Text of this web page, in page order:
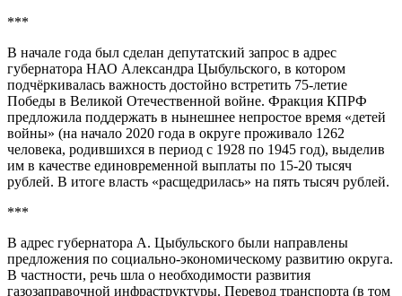
***
В начале года был сделан депутатский запрос в адрес
губернатора НАО Александра Цыбульского, в котором
подчёркивалась важность достойно встретить 75-летие
Победы в Великой Отечественной войне. Фракция КПРФ
предложила поддержать в нынешнее непростое время «детей
войны» (на начало 2020 года в округе проживало 1262
человека, родившихся в период с 1928 по 1945 год), выделив
им в качестве единовременной выплаты по 15-20 тысяч
рублей. В итоге власть «расщедрилась» на пять тысяч рублей.
***
В адрес губернатора А. Цыбульского были направлены
предложения по социально-экономическому развитию округа.
В частности, речь шла о необходимости развития
газозаправочной инфраструктуры. Перевод транспорта (в том